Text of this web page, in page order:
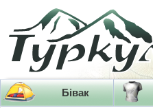
Бівак